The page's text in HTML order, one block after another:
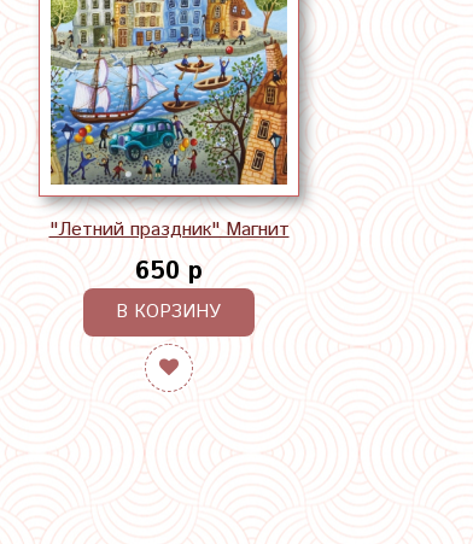
"Летний праздник" Магнит
650 р
В КОРЗИНУ